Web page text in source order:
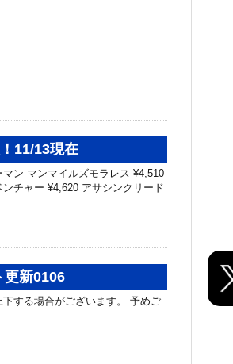
11/13現在
ン マンマイルズモラレス ¥4,510
チャー ¥4,620 アサシンクリード
更新0106
する場合がございます。 予めご